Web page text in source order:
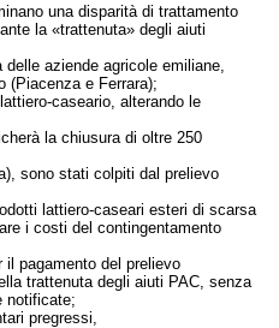
una disparità di trattamento
la «trattenuta» degli aiuti
aziende agricole emiliane,
(Piacenza e Ferrara);
caseario, alterando le
la chiusura di oltre 250
sono stati colpiti dal prelievo
lattiero-caseari esteri di scarsa
i costi del contingentamento
pagamento del prelievo
trattenuta degli aiuti PAC, senza
notificate;
pregressi,